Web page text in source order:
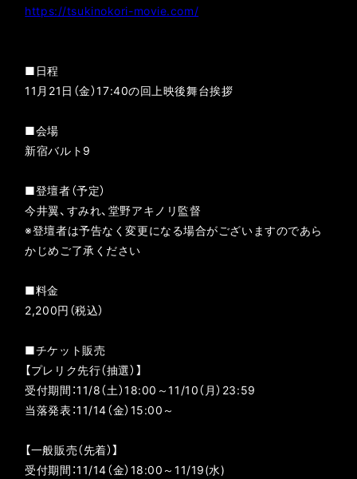
https://tsukinokori-movie.com/
■日程
11月21日（金）17:40の回上映後舞台挨拶
■会場
新宿バルト9
■登壇者（予定）
今井翼、すみれ、堂野アキノリ監督
※登壇者は予告なく変更になる場合がございますのであら
かじめご了承ください
■料金
2,200円（税込）
■チケット販売
【プレリク先行（抽選）】
受付期間：11/8（土）18:00～11/10（月）23:59
当落発表：11/14（金）15:00～
【一般販売（先着）】
受付期間：11/14（金）18:00～11/19(水)